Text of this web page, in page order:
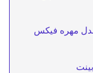
مهره فیکس